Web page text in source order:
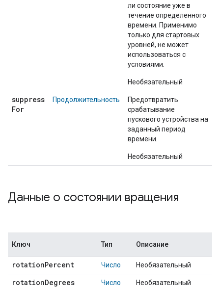
ли состояние уже в
течение определенного
времени. Применимо
только для стартовых
уровней, не может
использоваться с
условиями.
Необязательный
suppress
For
Продолжительность
Предотвратить
срабатывание
пускового устройства на
заданный период
времени.
Необязательный
Данные о состоянии вращения
Ключ Тип Описание
rotationPercent Число Необязательный
rotationDegrees Число Необязательный